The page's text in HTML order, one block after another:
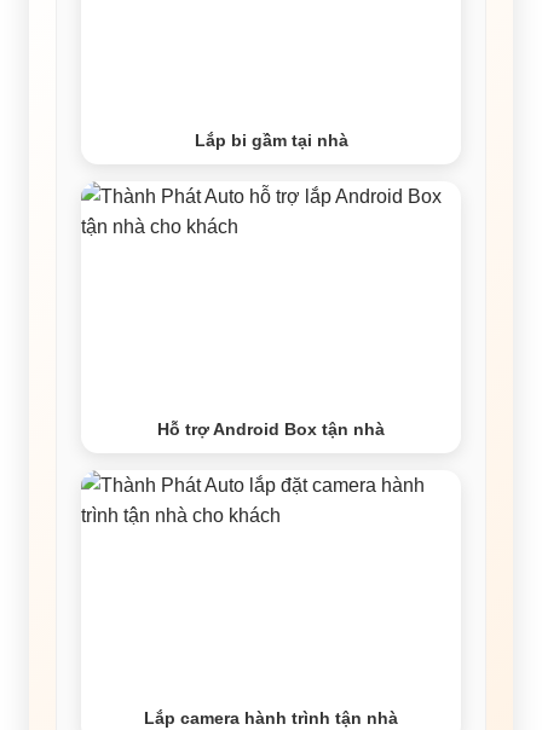
Lắp bi gầm tại nhà
Hỗ trợ Android Box tận nhà
Lắp camera hành trình tận nhà